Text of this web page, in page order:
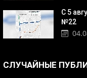
С 5
№22
СЛУЧАЙНЫЕ